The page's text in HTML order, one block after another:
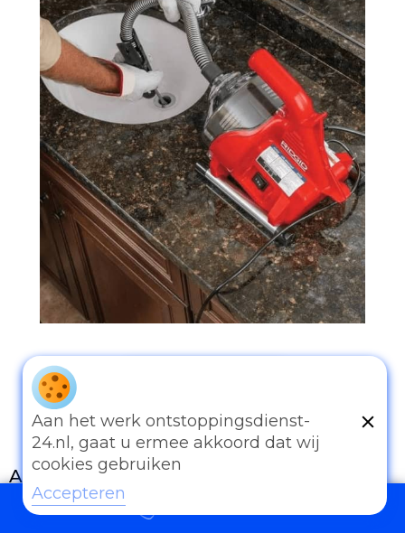
Andere diensten
Eender welk probleem van afvoer of
Aan het werk ontstoppingsdienst-
24.nl, gaat u ermee akkoord dat wij
cookies gebruiken
Accepteren